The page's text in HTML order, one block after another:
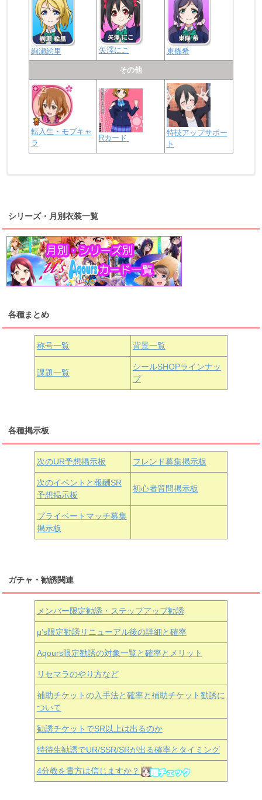
絢瀬絵里 矢澤にこ 東條希
その他
転入生・モブキャ
ラ
Rカード
特技アップサポー
ト
桜内梨子 高海千歌 渡辺曜
浦の星女学院1年生
津島善子 黒澤ルビィ
浦の星女学院3年生
黒澤ダイヤ
上原歩夢 宮下愛 優木せつ菜
虹ヶ咲学園1年生
中須かすみ 天王寺璃奈
朝香果林 近江彼方 エマ・ヴェルデ
シリーズ・月別衣装一覧
各種まとめ
称号一覧 背景一覧
課題一覧
シールSHOPラインナッ
プ
各種掲示板
次のUR予想掲示板 フレンド募集掲示板
次のイベントと報酬SR
予想掲示板
初心者質問掲示板
プライベートマッチ募集
掲示板
ガチャ・勧誘関連
メンバー限定勧誘・ステップアップ勧誘
μ’s限定勧誘リニューアル後の詳細と確率
Aqours限定勧誘の対象一覧と確率とメリット
リセマラのやり方など
補助チケットの入手法と確率と補助チケット勧誘に
ついて
勧誘チケットでSR以上は出るのか
特待生勧誘でUR/SSR/SRが出る確率とタイミング
4分教を貴方は信じますか？